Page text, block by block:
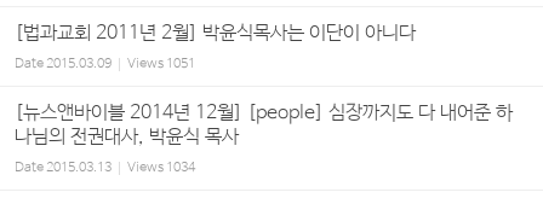
[법과교회 2011년 2월] 박윤식목사는 이단이 아니다
Date2015.03.09 Views 1051
[뉴스앤바이블 2014년 12월] [people] 심장까지도 다 내어준 하
나님의 전권대사, 박윤식 목사
Date2015.03.13 Views 1034